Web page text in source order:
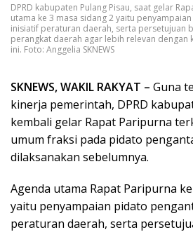
DPRD kabupaten Pulang Pisau, saat gelar
utama ke 3 masa sidang 2 yaitu
inisiatif peraturan daerah, serta persetujuan
perangkat daerah agar lebih relevan dengan
ini. Foto: Anggelia SKNEWS
SKNEWS, WAKIL RAKYAT – Guna
kinerja pemerintah, DPRD
kembali gelar Rapat Paripurna
umum fraksi pada pidato
dilaksanakan sebelumnya.
Agenda utama Rapat Paripurna
yaitu penyampaian pidato
peraturan daerah, serta